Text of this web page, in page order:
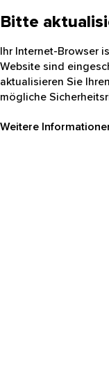
Bitte
Ihr Internet-Browser
Website sind
aktualisieren Sie
mögliche
Weitere